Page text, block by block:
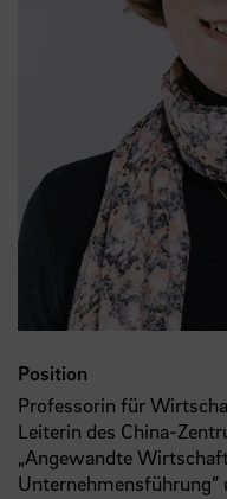
Position
Professorin für
Leiterin des China-
„Angewandte
Unternehmensführung”